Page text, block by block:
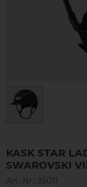
KASK STAR
SWAROVSKI
Art.-Nr.: 35011